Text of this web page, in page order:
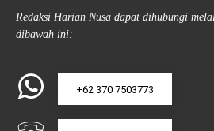
Redaksi Harian Nusa dapat dihubungi
dibawah ini:
+62 370 7503773